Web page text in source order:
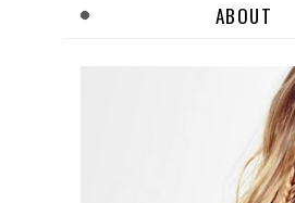
ABOUT